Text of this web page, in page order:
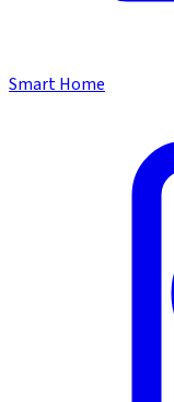
Smart Home